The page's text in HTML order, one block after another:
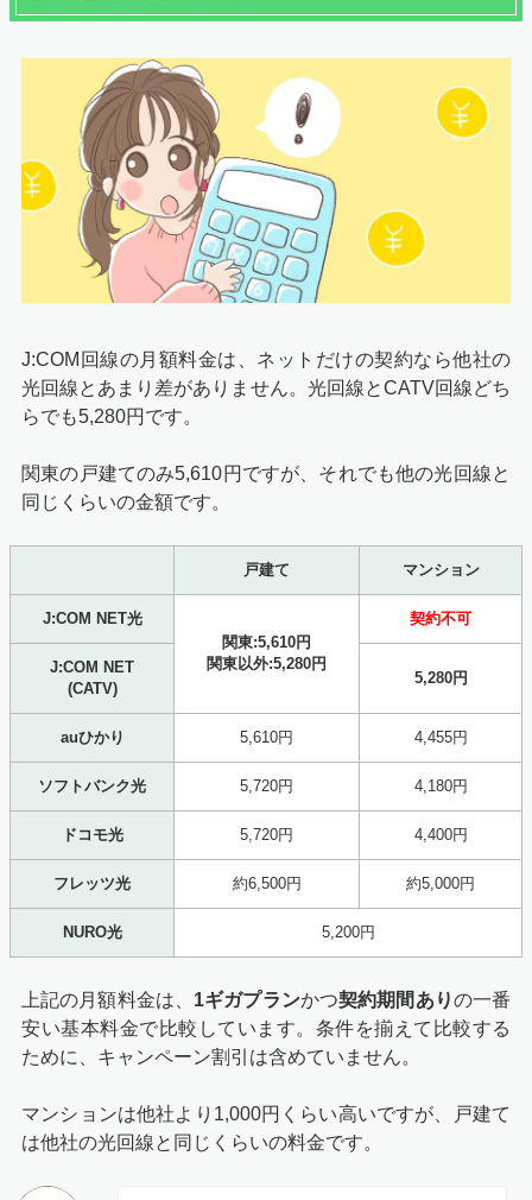
J:COM回線の月額料金は、ネットだけの契約なら他社の
光回線とあまり差がありません。光回線とCATV回線どち
らでも5,280円です。
関東の戸建てのみ5,610円ですが、それでも他の光回線と
同じくらいの金額です。
戸建て マンション
J:COM NET光
関東:5,610円
関東以外:5,280円
契約不可
J:COM NET
(CATV)
5,280円
auひかり 5,610円 4,455円
ソフトバンク光 5,720円 4,180円
ドコモ光 5,720円 4,400円
フレッツ光 約6,500円 約5,000円
NURO光 5,200円
上記の月額料金は、 1ギガプランかつ契約期間ありの一番
安い基本料金で比較しています。条件を揃えて比較する
ために、キャンペーン割引は含めていません。
マンションは他社より1,000円くらい高いですが、戸建て
は他社の光回線と同じくらいの料金です。